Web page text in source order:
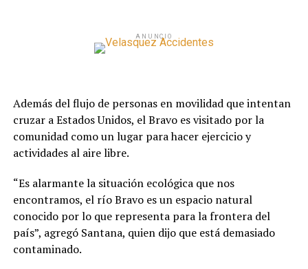
ANUNCIO
Además del flujo de personas en movilidad que intentan
cruzar a Estados Unidos, el Bravo es visitado por la
comunidad como un lugar para hacer ejercicio y
actividades al aire libre.
“Es alarmante la situación ecológica que nos
encontramos, el río Bravo es un espacio natural
conocido por lo que representa para la frontera del
país”, agregó Santana, quien dijo que está demasiado
contaminado.